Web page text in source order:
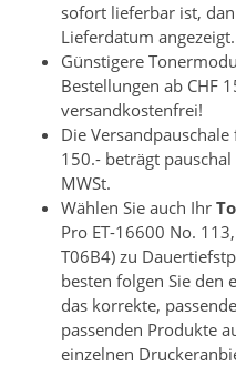
sofort lieferbar ist,
Lieferdatum angezeigt.
Günstigere
Bestellungen ab CHF
versandkostenfrei!
Die
150.- beträgt
MWSt.
Wählen Sie auch Ihr
Pro ET-16600 No.
T06B4) zu
besten folgen Sie den
das korrekte,
passenden Produkte
einzelnen